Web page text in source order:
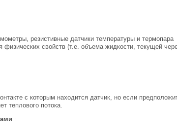
резистивные датчики температуры и термопара
свойств (т.е. объема жидкости, текущей
с которым находится датчик, но если
теплового потока.
: